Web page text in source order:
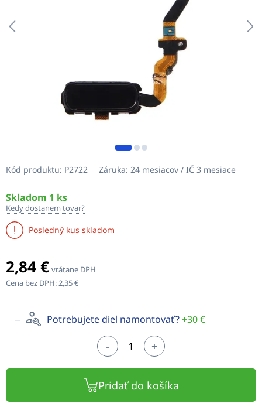
Kód produktu: P2722 Záruka: 24 mesiacov / IČ 3 mesiace
Skladom 1 ks
Kedy dostanem tovar?
Posledný kus skladom
2,84 € vrátane DPH
Cena bez DPH:2,35 €
Potrebujete diel namontovať?+30 €
- +
Pridať do košíka